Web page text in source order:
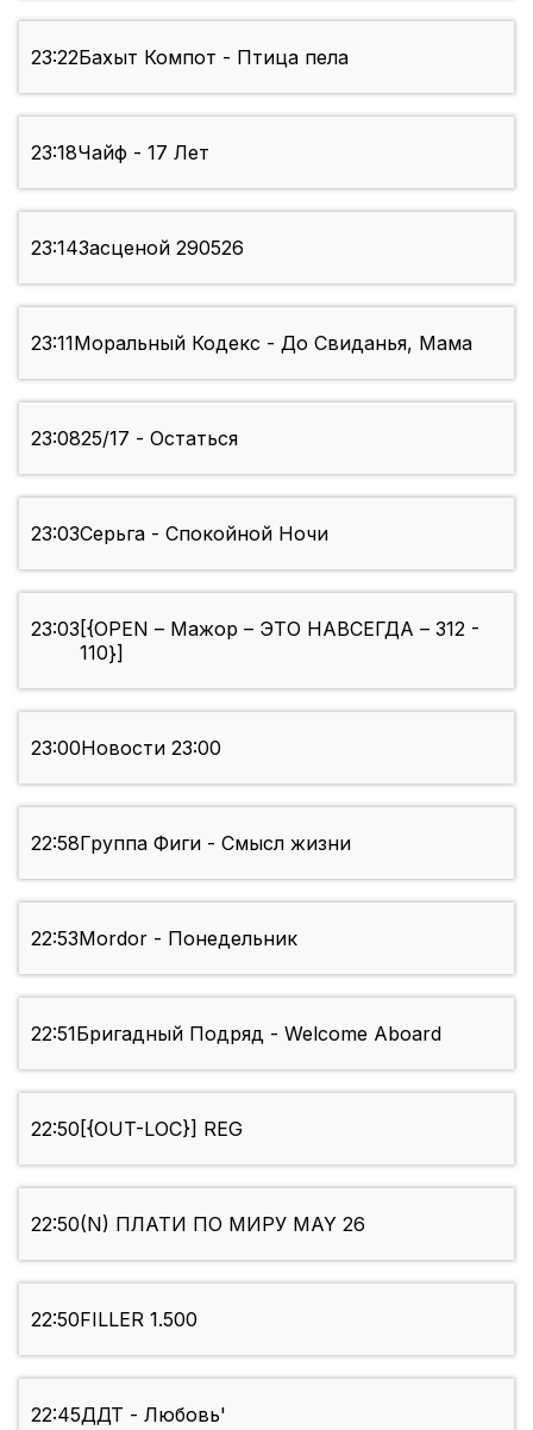
23:22Бахыт Компот - Птица пела
23:18Чайф - 17 Лет
23:14Засценой 290526
23:11Моральный Кодекс - До Свиданья, Мама
23:0825/17 - Остаться
23:03Серьга - Спокойной Ночи
23:03 [{OPEN – Мажор – ЭТО НАВСЕГДА – 312 -
110}]
23:00Новости 23:00
22:58Группа Фиги - Смысл жизни
22:53Mordor - Понедельник
22:51Бригадный Подряд - Welcome Aboard
22:50 [{OUT-LOC}] REG
22:50(N) ПЛАТИ ПО МИРУ MAY 26
22:50FILLER 1.500
22:45ДДТ - Любовь'